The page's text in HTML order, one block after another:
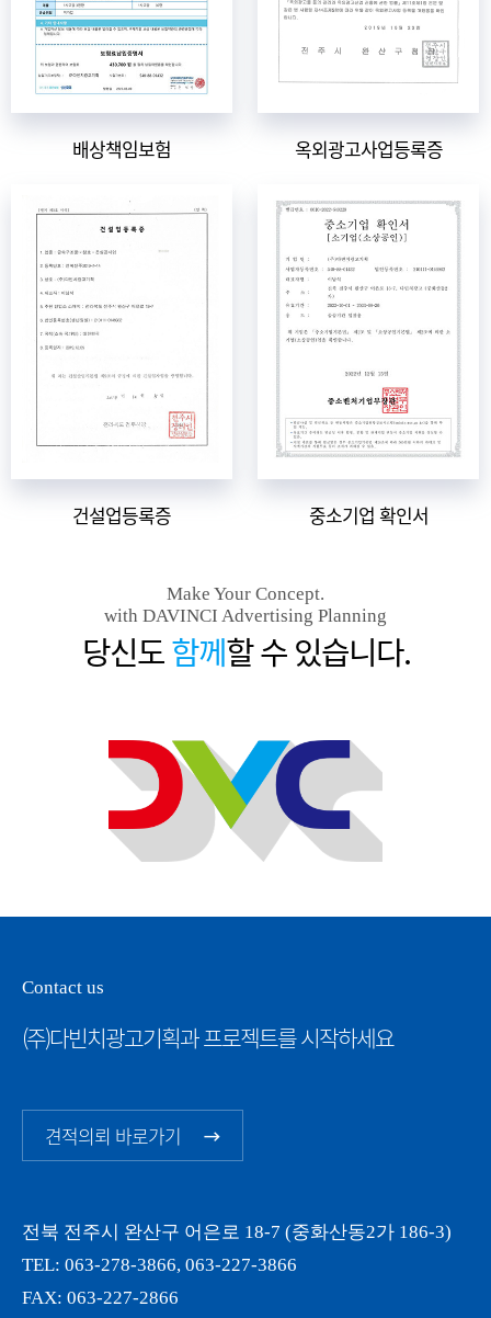
배상책임보험 옥외광고사업등록증
건설업등록증 중소기업 확인서
Make Your Concept.
with DAVINCI Advertising Planning
당신도함께할 수 있습니다.
Contact us
(주)다빈치광고기획과 프로젝트를 시작하세요
견적의뢰 바로가기
전북 전주시 완산구 어은로 18-7 (중화산동2가 186-3)
TEL: 063-278-3866, 063-227-3866
FAX: 063-227-2866